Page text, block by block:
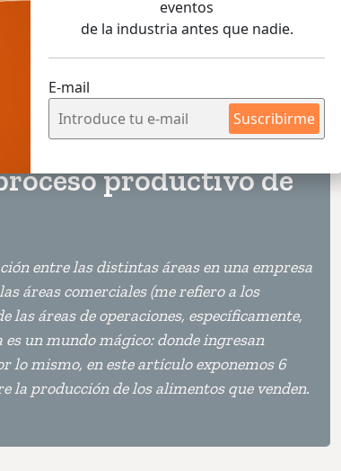
eventos
de la industria antes que nadie.
E-mail
Suscribirme
4 min de lectura
productivo de
entre las distintas áreas en una empresa
áreas comerciales (me refiero a los
áreas de operaciones, específicamente,
un mundo mágico: donde ingresan
lo mismo, en este artículo exponemos 6
la producción de los alimentos que venden.